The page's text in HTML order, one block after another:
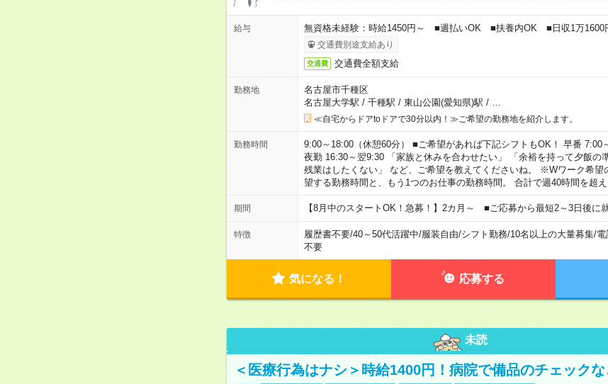
給与 無資格未経験：時給1450円～ ■週払いOK ■扶養内OK ■日収1万1600
交通費別途支給あり
交通費 交通費全額支給
勤務地
名古屋市千種区
名古屋大学駅 / 千種駅 / 東山公園(愛知県)駅 /
≪自宅からドアtoドアで30分以内！≫ご希望の勤務地を紹介します。
勤務時間
9:00～18:00（休憩60分） ■ご希望があれば下記シフトもOK！ 早番 7:00
夜勤 16:30～翌9:30 「家族と休みを合わせたい」 「余裕を持って夕飯の
残業はしたくない」 など、ご希望を教えてくださいね。 ※Wワーク希望
望する勤務時間と、もう1つのお仕事の勤務時間。 合計で週40時間を超え
期間 【8月中のスタートOK！急募！】2カ月～ ■ご応募から最短2～3日後に
特徴 履歴書不要/40～50代活躍中/服装自由/シフト勤務/10名以上の大量募集/電
不要
気になる！ 応募する
未読
＜医療行為はナシ＞時給1400円！病院で備品のチェックな